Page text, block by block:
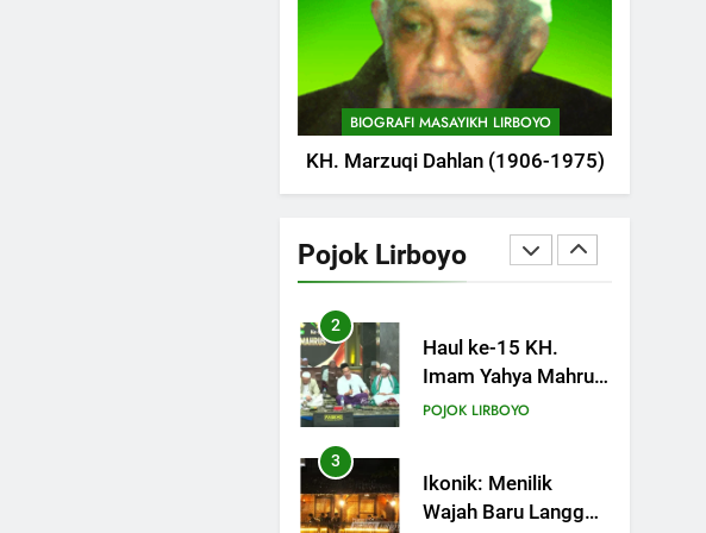
BIOGRAFI MASAYIKH LIRBOYO
KH. Marzuqi Dahlan (1906-1975)
Pojok Lirboyo
Pameran
Silaturahi dan
Istighosah Bersama
Kapolda Jawa Timur
POJOK LIRBOYO
1
Almarhum
Almaghfurlah KH.
POJOK LIRBOYO
2
Haul ke-15 KH.
Imam Yahya Mahrus
Digelar di PP Al
POJOK LIRBOYO
3
Ikonik: Menilik
Wajah Baru Langgar